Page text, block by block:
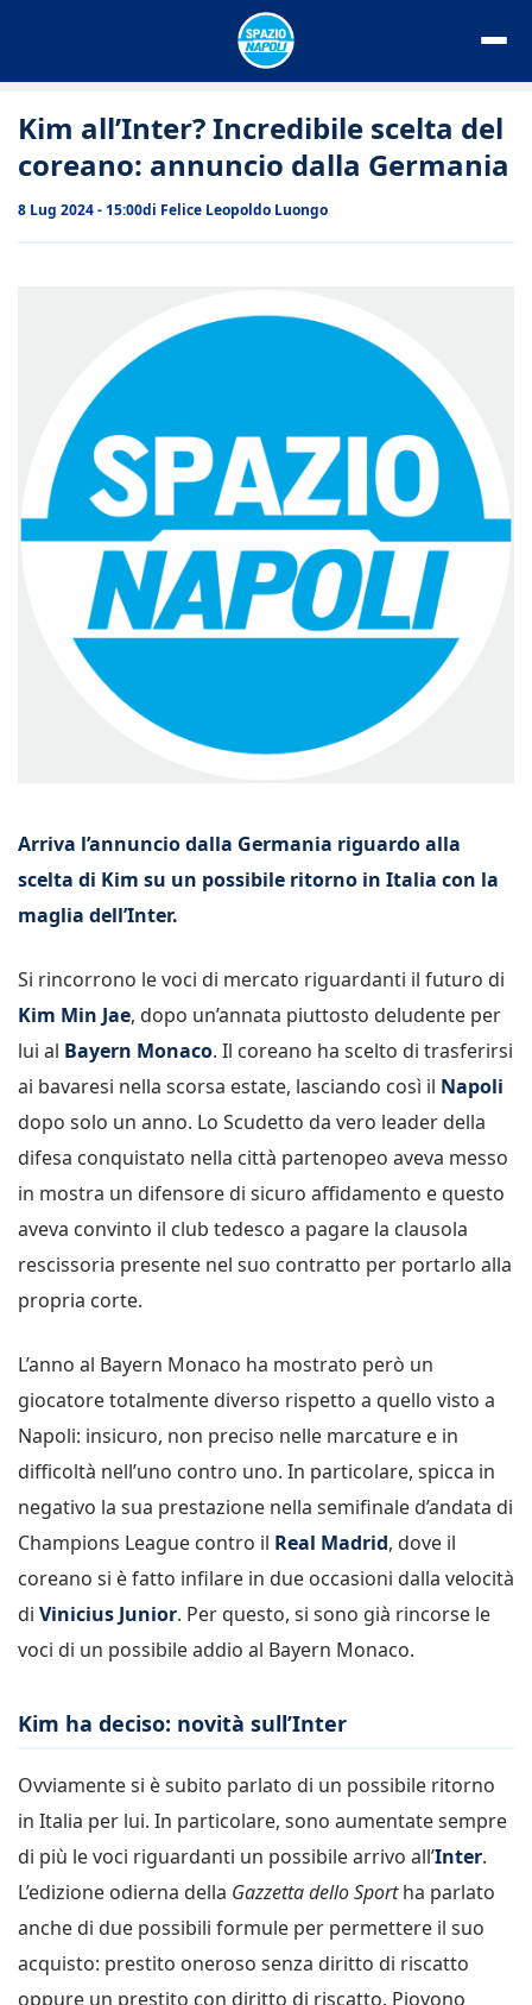
Kim all’Inter? Incredibile scelta del
coreano: annuncio dalla Germania
8 Lug 2024 - 15:00di Felice Leopoldo Luongo
Arriva l’annuncio dalla Germania riguardo alla
scelta di Kim su un possibile ritorno in Italia con la
maglia dell’Inter.
Si rincorrono le voci di mercato riguardanti il futuro di
Kim Min Jae, dopo un’annata piuttosto deludente per
lui al Bayern Monaco. Il coreano ha scelto di trasferirsi
ai bavaresi nella scorsa estate, lasciando così il Napoli
dopo solo un anno. Lo Scudetto da vero leader della
difesa conquistato nella città partenopeo aveva messo
in mostra un difensore di sicuro affidamento e questo
aveva convinto il club tedesco a pagare la clausola
rescissoria presente nel suo contratto per portarlo alla
propria corte.
L’anno al Bayern Monaco ha mostrato però un
giocatore totalmente diverso rispetto a quello visto a
Napoli: insicuro, non preciso nelle marcature e in
difficoltà nell’uno contro uno. In particolare, spicca in
negativo la sua prestazione nella semifinale d’andata di
Champions League contro il Real Madrid, dove il
coreano si è fatto infilare in due occasioni dalla velocità
di Vinicius Junior. Per questo, si sono già rincorse le
voci di un possibile addio al Bayern Monaco.
Kim ha deciso: novità sull’Inter
Ovviamente si è subito parlato di un possibile ritorno
in Italia per lui. In particolare, sono aumentate sempre
di più le voci riguardanti un possibile arrivo all’Inter.
L’edizione odierna della Gazzetta dello Sportha parlato
anche di due possibili formule per permettere il suo
acquisto: prestito oneroso senza diritto di riscatto
oppure un prestito con diritto di riscatto. Piovono